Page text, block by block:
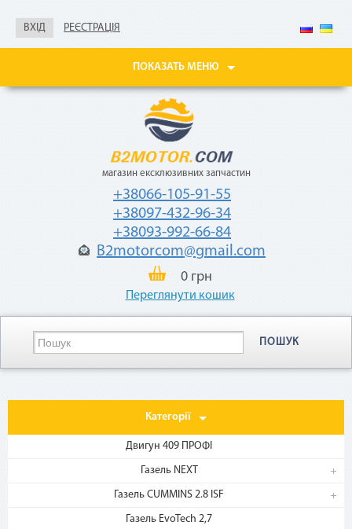
ВХІД РЕЄСТРАЦІЯ
ПОКАЗАТЬ МЕНЮ
магазин ексклюзивних запчастин
+38066-105-91-55
+38097-432-96-34
+38093-992-66-84
B2motorcom@gmail.com
0 грн
Переглянути кошик
ПОШУК
Категорії
Двигун 409 ПРОФІ
Газель NEXT
Газель CUMMINS 2.8 ISF
Газель EvoTech 2,7
справка о доходах
«Мгновенная рассрочка»
Покупайте товары
в рассрочку до 24
с небольшой
товара.
Как воспользоваться
1. Выберите товар